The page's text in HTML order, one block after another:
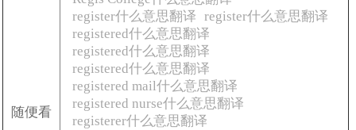
随便看
register什么意思翻译 register什么意思翻译
registered什么意思翻译
registered什么意思翻译
registered什么意思翻译
registered mail什么意思翻译
registered nurse什么意思翻译
registerer什么意思翻译